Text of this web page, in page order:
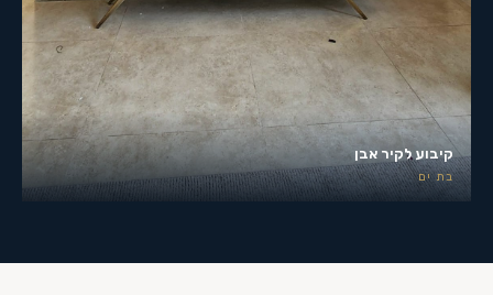
קיבוע לקיר אבן
בת ים